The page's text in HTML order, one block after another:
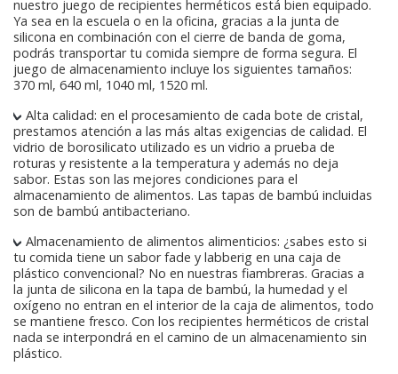
nuestro juego de recipientes herméticos está bien equipado.
Ya sea en la escuela o en la oficina, gracias a la junta de
silicona en combinación con el cierre de banda de goma,
podrás transportar tu comida siempre de forma segura. El
juego de almacenamiento incluye los siguientes tamaños:
370 ml, 640 ml, 1040 ml, 1520 ml.
Alta calidad: en el procesamiento de cada bote de cristal,
prestamos atención a las más altas exigencias de calidad. El
vidrio de borosilicato utilizado es un vidrio a prueba de
roturas y resistente a la temperatura y además no deja
sabor. Estas son las mejores condiciones para el
almacenamiento de alimentos. Las tapas de bambú incluidas
son de bambú antibacteriano.
Almacenamiento de alimentos alimenticios: ¿sabes esto si
tu comida tiene un sabor fade y labberig en una caja de
plástico convencional? No en nuestras fiambreras. Gracias a
la junta de silicona en la tapa de bambú, la humedad y el
oxígeno no entran en el interior de la caja de alimentos, todo
se mantiene fresco. Con los recipientes herméticos de cristal
nada se interpondrá en el camino de un almacenamiento sin
plástico.